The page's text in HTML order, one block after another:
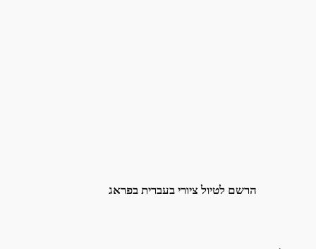
הרשם לטיול ציורי בעברית בפראג